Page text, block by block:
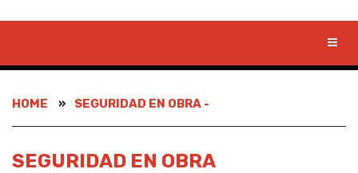
HOME SEGURIDAD EN OBRA -
SEGURIDAD EN OBRA